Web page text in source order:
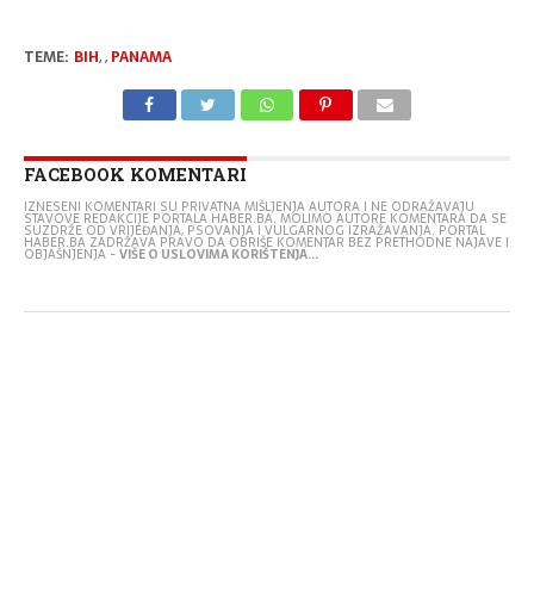
TEME: BIH,, PANAMA
FACEBOOK KOMENTARI
IZNESENI KOMENTARI SU PRIVATNA MIŠLJENJA AUTORA I NE ODRAŽAVAJU
STAVOVE REDAKCIJE PORTALA HABER.BA. MOLIMO AUTORE KOMENTARA DA SE
SUZDRŽE OD VRIJEĐANJA, PSOVANJA I VULGARNOG IZRAŽAVANJA. PORTAL
HABER.BA ZADRŽAVA PRAVO DA OBRIŠE KOMENTAR BEZ PRETHODNE NAJAVE I
OBJAŠNJENJA -VIŠE O USLOVIMA KORIŠTENJA...